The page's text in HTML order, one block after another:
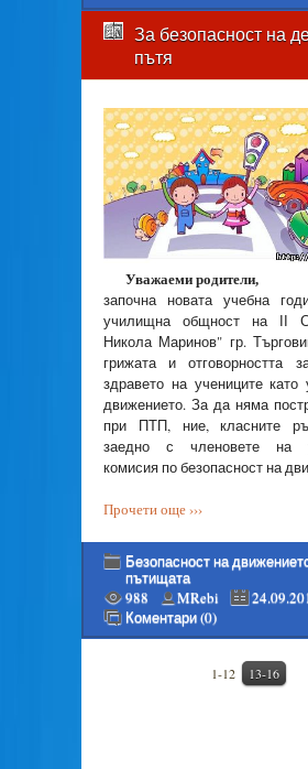
За безопасност на
пътя
Уважаеми родители,
започна новата учебна
училищна общност на ІІ
Никола Маринов" гр.
грижата и отговорността
здравето на учениците като
движението. За да няма
при ПТП, ние, класните
заедно с членовете на
комисия по безопасност на
Прочети още ›››
Безопасност на
пътищата
988
MRebi
Коментари (0)
1-12 13-16